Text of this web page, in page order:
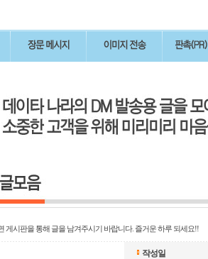
게시판을 통해 글을 남겨주시기 바랍니다. 즐거운 하루 되세요!!
작성일